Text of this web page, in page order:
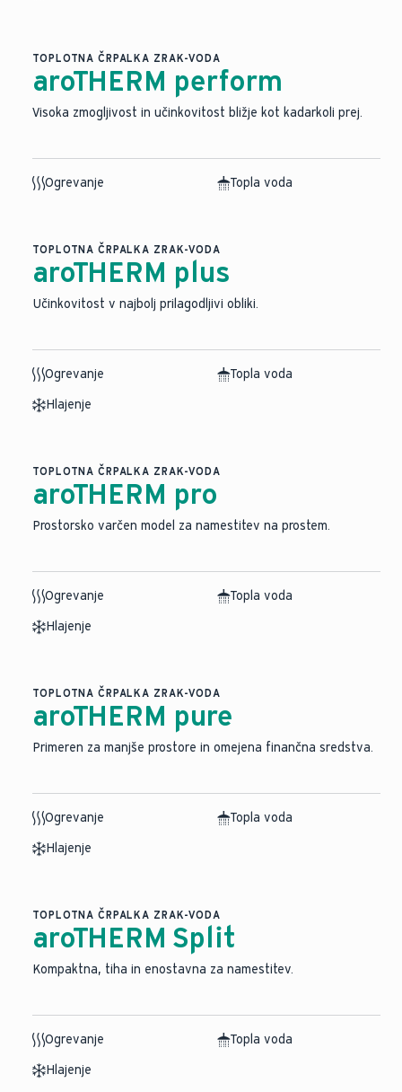
TOPLOTNA ČRPALKA ZRAK-VODA
aroTHERM perform
Visoka zmogljivost in učinkovitost bližje kot kadarkoli prej.
Ogrevanje Topla voda
TOPLOTNA ČRPALKA ZRAK-VODA
aroTHERM plus
Učinkovitost v najbolj prilagodljivi obliki.
Ogrevanje
Topla voda
Hlajenje
TOPLOTNA ČRPALKA ZRAK-VODA
aroTHERM pro
Prostorsko varčen model za namestitev na prostem.
Ogrevanje
Topla voda
Hlajenje
TOPLOTNA ČRPALKA ZRAK-VODA
aroTHERM pure
Primeren za manjše prostore in omejena finančna sredstva.
Ogrevanje
Topla voda
Hlajenje
TOPLOTNA ČRPALKA ZRAK-VODA
aroTHERM Split
⁠Kompaktna, tiha in enostavna za namestitev.
Ogrevanje
Topla voda
Hlajenje